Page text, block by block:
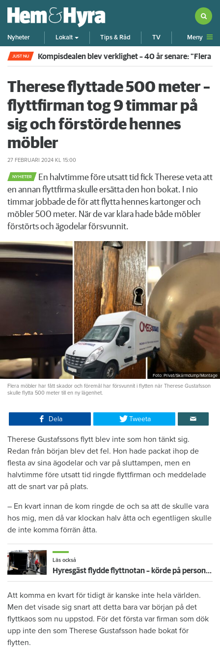
Nyheter Lokalt Tips & Råd TV Meny
JUST NU Kompisdealen blev verklighet – 40 år senare: "Flera
Therese flyttade 500 meter –
flyttfirman tog 9 timmar på
sig och förstörde hennes
möbler
27 FEBRUARI 2024 KL 15:00
NYHETER
En halvtimme före utsatt tid fick Therese veta att
en annan flyttfirma skulle ersätta den hon bokat. I nio
timmar jobbade de för att flytta hennes kartonger och
möbler 500 meter. När de var klara hade både möbler
förstörts och ägodelar försvunnit.
Foto: Privat/Skärmdump/Montage
Flera möbler har fått skador och föremål har försvunnit i flytten när Therese Gustafsson
skulle flytta 500 meter till en ny lägenhet.
Dela Tweeta
Therese Gustafssons flytt blev inte som hon tänkt sig.
Redan från början blev det fel. Hon hade packat ihop de
flesta av sina ägodelar och var på sluttampen, men en
halvtimme före utsatt tid ringde flyttfirman och meddelade
att de snart var på plats.
– En kvart innan de kom ringde de och sa att de skulle vara
hos mig, men då var klockan halv åtta och egentligen skulle
de inte komma förrän åtta.
Läs också
Hyresgäst flydde flyttnotan – körde på personalen med bil
Att komma en kvart för tidigt är kanske inte hela världen.
Men det visade sig snart att detta bara var början på det
flyttkaos som nu uppstod. För det första var firman som dök
upp inte den som Therese Gustafsson hade bokat för
flytten.